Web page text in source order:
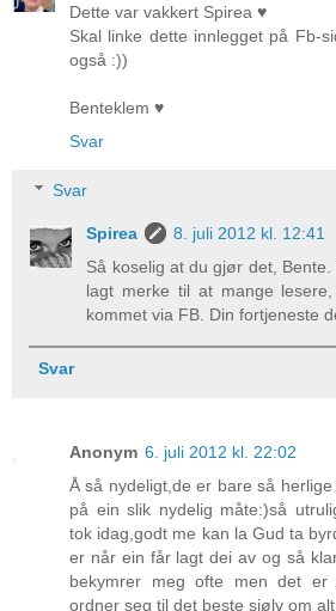
Dette var vakkert Spirea ♥
Skal linke dette innlegget på Fb-
også :))
Benteklem ♥
Svar
Svar
Spirea
8. juli 2012 kl. 12:41
Så koselig at du gjør det,
lagt merke til at mange
kommet via FB. Din fortjeneste
Svar
Anonym 6. juli 2012 kl. 22:02
Å så nydeligt,de er bare så
på ein slik nydelig måte:)så
tok idag,godt me kan la Gud ta
er når ein får lagt dei av og så
bekymrer meg ofte men det er
ordner seg til det beste sjølv om